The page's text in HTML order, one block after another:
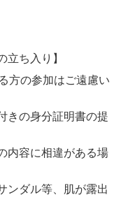
ち入り】
の参加はご遠慮い
の身分証明書の提
容に相違がある場
ダル等、肌が露出